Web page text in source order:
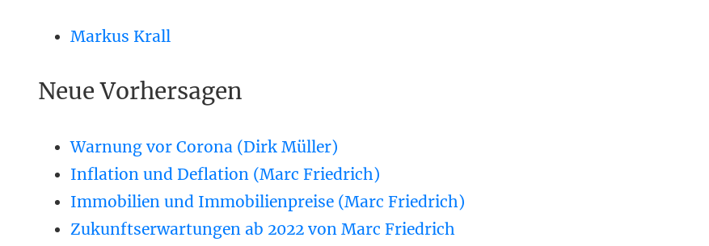
Markus Krall
Neue Vorhersagen
Warnung vor Corona (Dirk Müller)
Inflation und Deflation (Marc Friedrich)
Immobilien und Immobilienpreise (Marc Friedrich)
Zukunftserwartungen ab 2022 von Marc Friedrich